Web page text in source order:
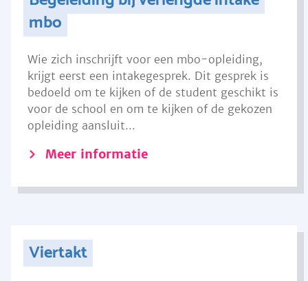
mbo
Wie zich inschrijft voor een mbo-opleiding,
krijgt eerst een intakegesprek. Dit gesprek is
bedoeld om te kijken of de student geschikt is
voor de school en om te kijken of de gekozen
opleiding aansluit...
Meer informatie
Viertakt